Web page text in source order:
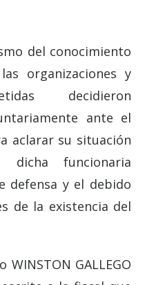
del conocimiento
organizaciones y
decidieron
ante el
aclarar su situación
funcionaria
defensa y el debido
de la existencia del
GALLEGO